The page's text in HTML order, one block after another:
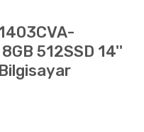
512SSD 14''